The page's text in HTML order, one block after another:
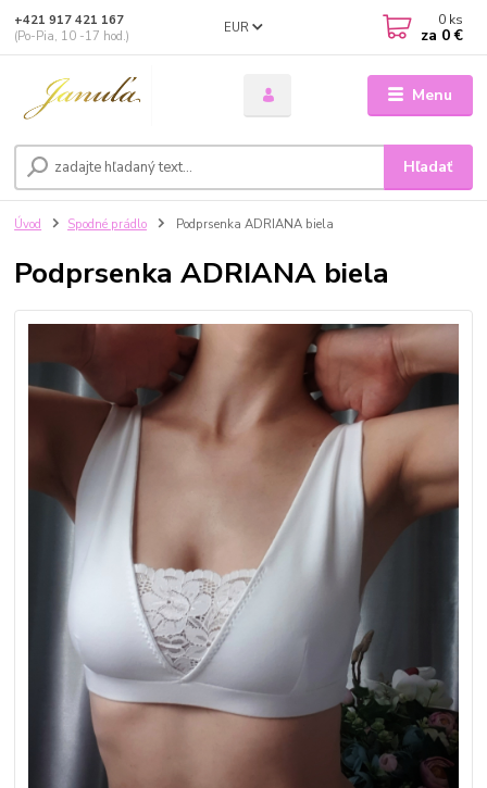
Menu
EUR
Hľadať
+421 917 421 167
(Po-Pia, 10 -17 hod.)
0 ks
za 0 €
Úvod Spodné prádlo Podprsenka ADRIANA biela
Podprsenka ADRIANA biela